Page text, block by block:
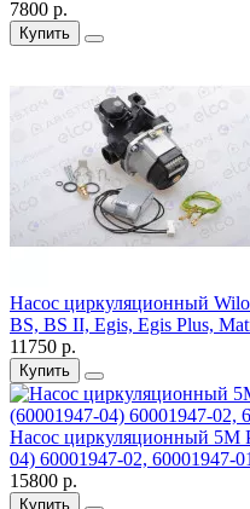
7800 р.
Купить
Насос циркуляционный
BS, BS II, Egis, Egis Plus,
11750 р.
Купить
Насос циркуляционный 5M
04) 60001947-02, 60001947-01
15800 р.
Купить